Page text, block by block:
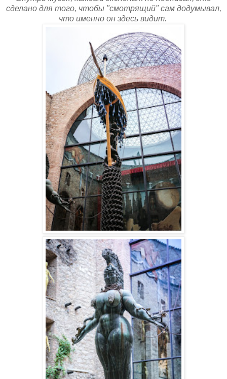
сделано для того, чтобы "смотрящий" сам додумывал,
что именно он здесь видит.